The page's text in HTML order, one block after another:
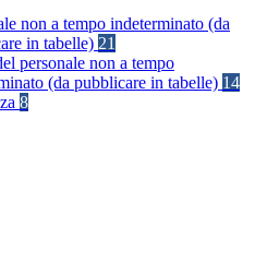
non a tempo indeterminato (da
in tabelle) 21
personale non a tempo
(da pubblicare in tabelle) 14
8